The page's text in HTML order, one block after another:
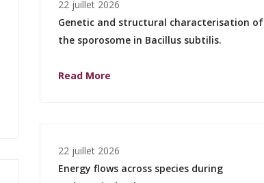
22 juillet 2026
Genetic and structural characterisation of
the sporosome in Bacillus subtilis.
Read More
22 juillet 2026
Energy flows across species during